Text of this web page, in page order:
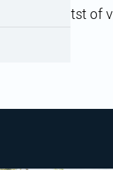
verplaatst of